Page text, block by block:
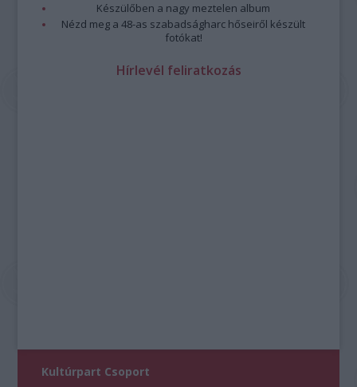
Készülőben a nagy meztelen album
Nézd meg a 48-as szabadságharc hőseiről készült
fotókat!
Hírlevél feliratkozás
Kultúrpart Csoport